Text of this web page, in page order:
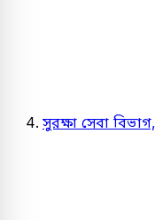
সুরক্ষা সেবা